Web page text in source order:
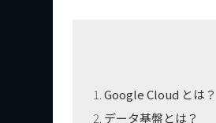
Google Cloud とは？
データ基盤とは？